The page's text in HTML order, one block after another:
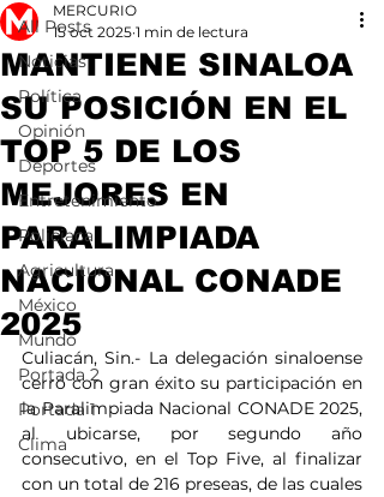
All Posts
Noticias
Política
Opinión
Deportes
Entretenimiento
Policiaca
Agricultura
México
Mundo
Portada 2
Portada 1
Clima
MANTIENE SINALOA
SU POSICIÓN EN EL
TOP 5 DE LOS
MEJORES EN
PARALIMPIADA
NACIONAL CONADE
2025
MERCURIO
15 oct 2025 1 min de lectura
Culiacán, Sin.- La delegación sinaloense
cerró con gran éxito su participación en
la Paralimpiada Nacional CONADE 2025,
al ubicarse, por segundo año
consecutivo, en el Top Five, al finalizar
con un total de 216 preseas, de las cuales